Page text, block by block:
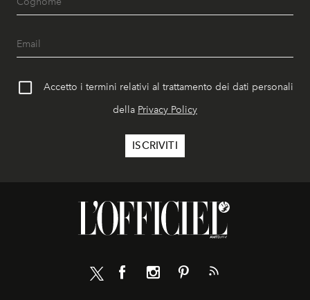
Accetto i termini relativi al trattamento dei dati personali
della Privacy Policy